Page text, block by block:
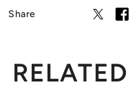
Share